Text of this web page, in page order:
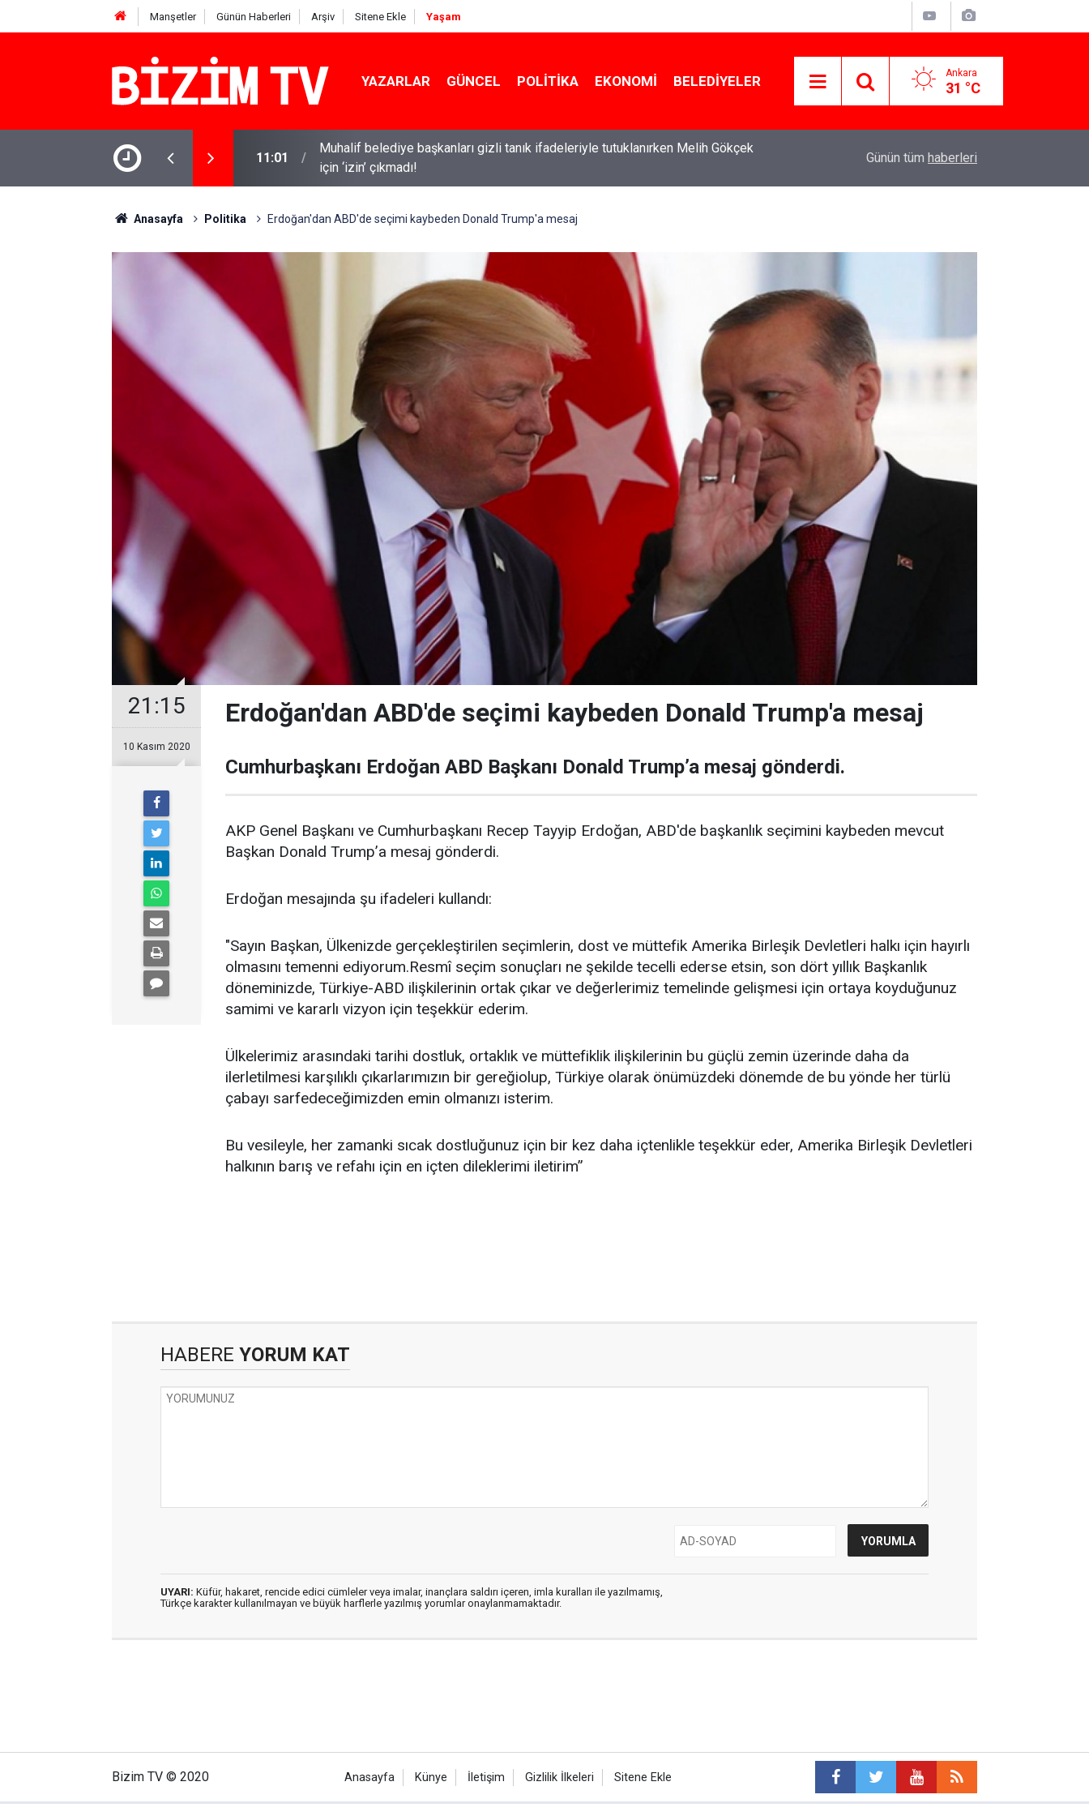
Manşetler Günün Haberleri Arşiv Sitene Ekle Yaşam
YAZARLAR GÜNCEL POLITIKA EKONOMI BELEDIYELER Ankara
31 °C
11:01
Muhalif belediye başkanları gizli tanık ifadeleriyle tutuklanırken Melih Gökçek
için ‘izin’ çıkmadı!
YSK'dan YENİ Parti kararı: 15 yıllık temsilci
Günün tüm haberleri
Anasayfa Politika Erdoğan'dan ABD'de seçimi kaybeden Donald Trump'a mesaj
21:15
10 Kasım 2020
Erdoğan'dan ABD'de seçimi kaybeden Donald Trump'a mesaj
Cumhurbaşkanı Erdoğan ABD Başkanı Donald Trump’a mesaj gönderdi.
AKP Genel Başkanı ve Cumhurbaşkanı Recep Tayyip Erdoğan, ABD'de başkanlık seçimini kaybeden mevcut
Başkan Donald Trump’a mesaj gönderdi.
Erdoğan mesajında şu ifadeleri kullandı:
"Sayın Başkan, Ülkenizde gerçekleştirilen seçimlerin, dost ve müttefik Amerika Birleşik Devletleri halkı için hayırlı
olmasını temenni ediyorum.Resmî seçim sonuçları ne şekilde tecelli ederse etsin, son dört yıllık Başkanlık
döneminizde, Türkiye-ABD ilişkilerinin ortak çıkar ve değerlerimiz temelinde gelişmesi için ortaya koyduğunuz
samimi ve kararlı vizyon için teşekkür ederim.
Ülkelerimiz arasındaki tarihi dostluk, ortaklık ve müttefiklik ilişkilerinin bu güçlü zemin üzerinde daha da
ilerletilmesi karşılıklı çıkarlarımızın bir gereğiolup, Türkiye olarak önümüzdeki dönemde de bu yönde her türlü
çabayı sarfedeceğimizden emin olmanızı isterim.
Bu vesileyle, her zamanki sıcak dostluğunuz için bir kez daha içtenlikle teşekkür eder, Amerika Birleşik Devletleri
halkının barış ve refahı için en içten dileklerimi iletirim”
HABERE YORUM KAT
UYARI: Küfür, hakaret, rencide edici cümleler veya imalar, inançlara saldırı içeren, imla kuralları ile yazılmamış,
Türkçe karakter kullanılmayan ve büyük harflerle yazılmış yorumlar onaylanmamaktadır.
Bizim TV © 2020 Anasayfa Künye İletişim Gizlilik İlkeleri Sitene Ekle